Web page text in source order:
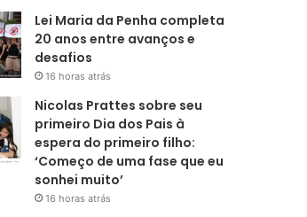
Lei Maria da Penha completa
20 anos entre avanços e
desafios
16 horas atrás
Nicolas Prattes sobre seu
primeiro Dia dos Pais à
espera do primeiro filho:
‘Começo de uma fase que eu
sonhei muito’
16 horas atrás